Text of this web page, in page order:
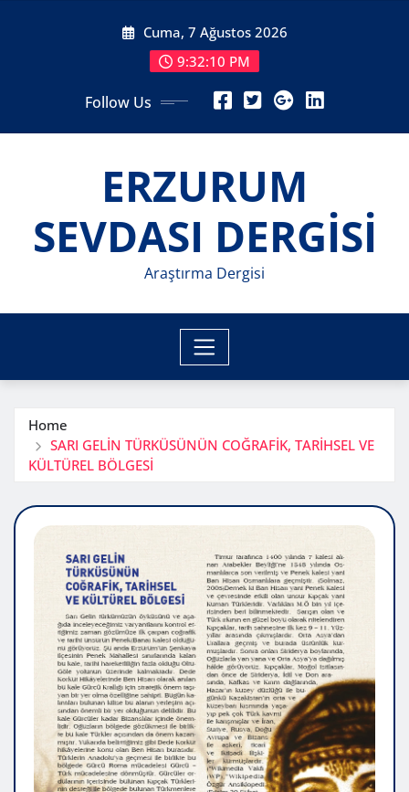
Cuma, 7 Ağustos 2026
9:32:12 PM
Follow Us
ERZURUM
SEVDASI DERGİSİ
Araştırma Dergisi
Home
SARI GELİN TÜRKÜSÜNÜN COĞRAFİK, TARİHSEL VE
KÜLTÜREL BÖLGESİ